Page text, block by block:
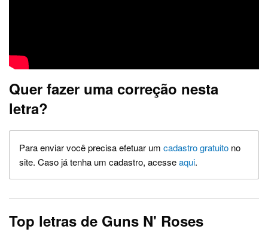
Quer fazer uma correção nesta
letra?
Para enviar você precisa efetuar um cadastro gratuito no
site. Caso já tenha um cadastro, acesseaqui.
Top letras de Guns N' Roses